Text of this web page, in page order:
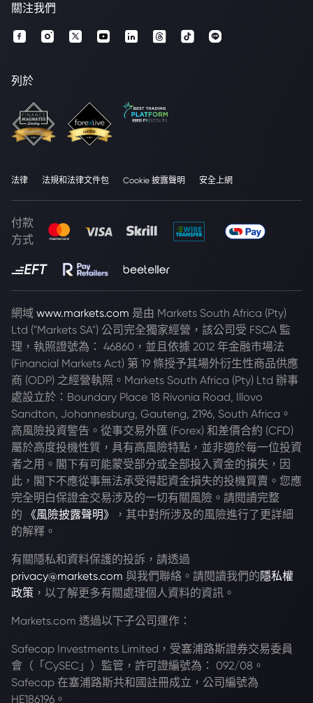
關注我們
列於
法律 法規和法律文件包 Cookie 披露聲明 安全上網
付款
方式
網域 www.markets.com 是由 Markets South Africa (Pty)
Ltd ("Markets SA") 公司完全獨家經營，該公司受 FSCA 監
理，執照證號為： 46860，並且依據 2012 年金融市場法
(Financial Markets Act) 第 19 條授予其場外衍生性商品供應
商 (ODP) 之經營執照。Markets South Africa (Pty) Ltd 辦事
處設立於：Boundary Place 18 Rivonia Road, Illovo
Sandton, Johannesburg, Gauteng, 2196, South Africa。
高風險投資警告。從事交易外匯 (Forex) 和差價合約 (CFD)
屬於高度投機性質，具有高風險特點，並非適於每一位投資
者之用。閣下有可能蒙受部分或全部投入資金的損失，因
此，閣下不應從事無法承受得起資金損失的投機買賣。您應
完全明白保證金交易涉及的一切有關風險。請閱讀完整
的
《風險披露聲明》
，其中對所涉及的風險進行了更詳細
的解釋。
有關隱私和資料保護的投訴，請透過
privacy@markets.com 與我們聯絡。請閱讀我們的 隱私權
政策 ，以了解更多有關處理個人資料的資訊。
Markets.com 透過以下子公司運作：
Safecap Investments Limited，受塞浦路斯證券交易委員
會（「CySEC」）監管，許可證編號為： 092/08。
Safecap 在塞浦路斯共和國註冊成立，公司編號為
HE186196。